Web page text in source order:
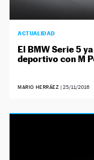
ACTUALIDAD
El BMW Serie 5
deportivo con M
MARIO HERRÁEZ | 25/11/2016